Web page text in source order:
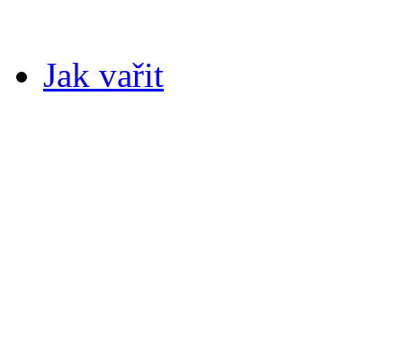
Jak vařit